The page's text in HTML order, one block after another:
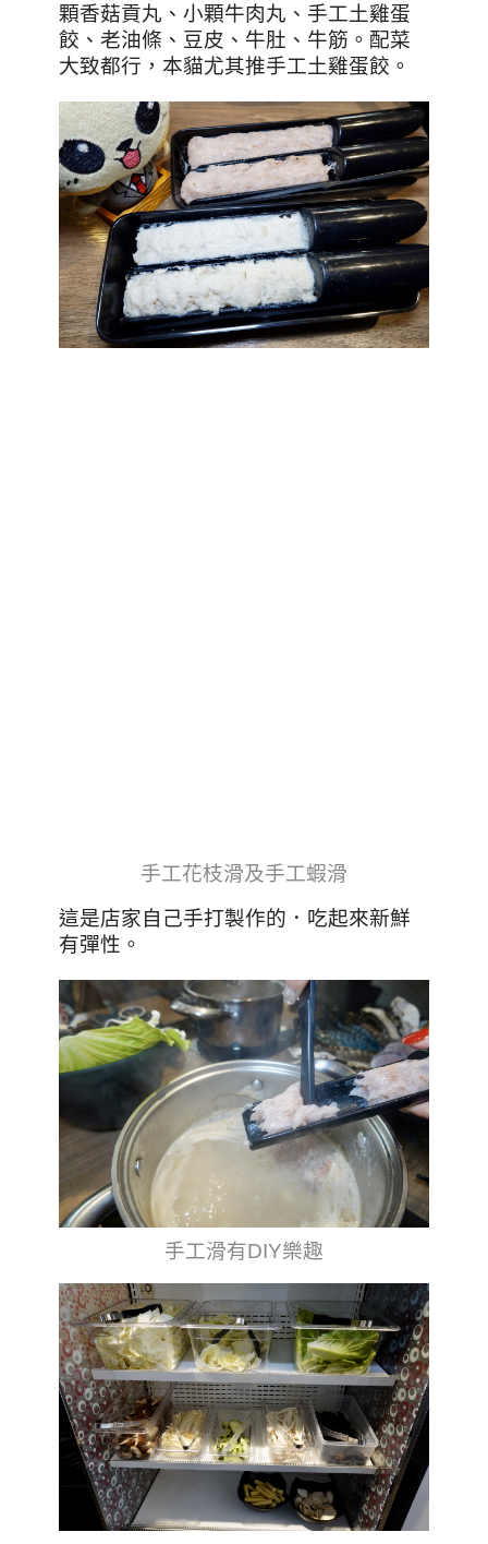
顆香菇貢丸、小顆牛肉丸、手工土雞蛋
餃、老油條、豆皮、牛肚、牛筋。配菜
大致都行，本貓尤其推手工土雞蛋餃。
手工花枝滑及手工蝦滑
這是店家自己手打製作的．吃起來新鮮
有彈性。
手工滑有DIY樂趣